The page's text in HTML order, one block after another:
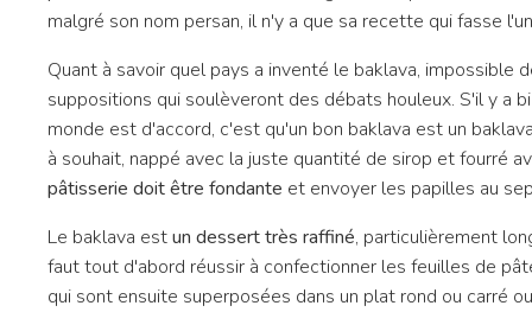
malgré son nom persan, il n'y a que sa recette qui fasse
Quant à savoir quel pays a inventé le baklava, impossible
suppositions qui soulèveront des débats houleux. S'il y a
monde est d'accord, c'est qu'un bon baklava est un
à souhait, nappé avec la juste quantité de sirop et fourré
pâtisserie doit être fondante et envoyer les papilles au
Le baklava estun dessert très raffiné, particulièrement
faut tout d'abord réussir à confectionner les feuilles de
qui sont ensuite superposées dans un plat rond ou carré